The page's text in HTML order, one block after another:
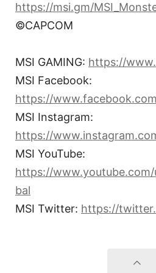
https://msi.gm/
©CAPCOM
MSI GAMING: https://
MSI Facebook:
https://
MSI Instagram:
https://
MSI YouTube:
https://www.youtube.com/
bal
MSI Twitter: https://